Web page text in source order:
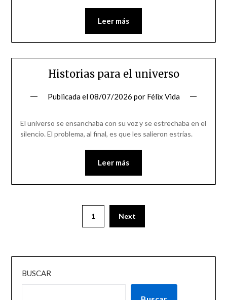
Leer más
Historias para el universo
Publicada el08/07/2026 por Félix Vida
El universo se ensanchaba con su voz y se estrechaba en el
silencio. El problema, al final, es que les salieron estrías.
Leer más
1 Next
BUSCAR